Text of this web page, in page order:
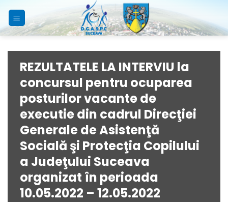
content
REZULTATELE LA INTERVIU la
concursul pentru ocuparea
posturilor vacante de
executie din cadrul Direcţiei
Generale de Asistenţă
Socială şi Protecţia Copilului
a Judeţului Suceava
organizat în perioada
10.05.2022 – 12.05.2022